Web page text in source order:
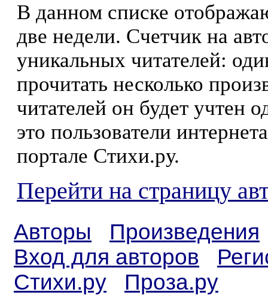
В данном списке
две недели. Счетчик на
уникальных читателей:
прочитать несколько
читателей он будет учтен
это пользователи
портале Стихи.ру.
Перейти на страницу
Авторы
Произведения
Вход для авторов
Стихи.ру
Проза.ру